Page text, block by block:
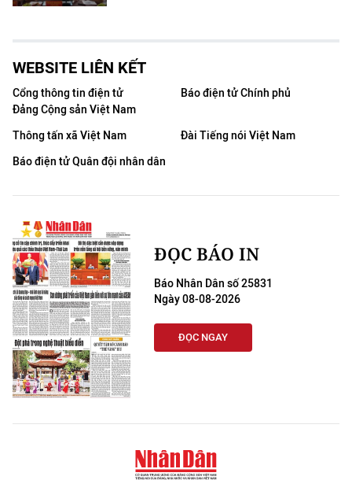
WEBSITE LIÊN KẾT
Cổng thông tin điện tử
Đảng Cộng sản Việt Nam
Báo điện tử Chính phủ
Thông tấn xã Việt Nam
Đài Tiếng nói Việt Nam
Báo điện tử Quân đội nhân dân
ĐỌC BÁO IN
Báo Nhân Dân số 25831
Ngày 08-08-2026
ĐỌC NGAY